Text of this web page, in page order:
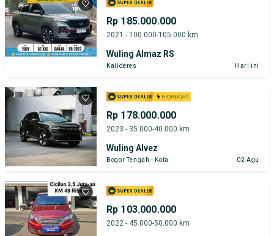
Rp 185.000.000
2021 - 100.000-105.000 km
Wuling Almaz RS
Kalideres Hari ini
Rp 178.000.000
2023 - 35.000-40.000 km
Wuling Alvez
Bogor Tengah - Kota 02 Agu
Rp 103.000.000
2022 - 45.000-50.000 km